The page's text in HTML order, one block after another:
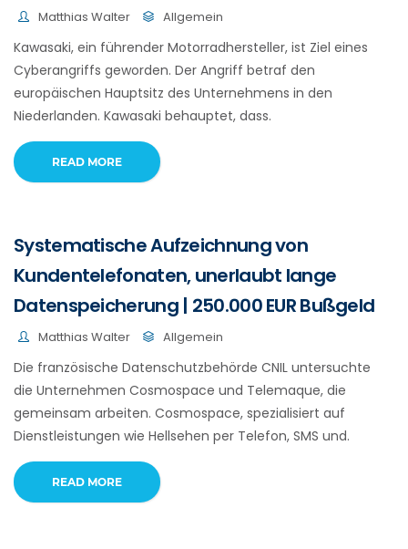
Matthias Walter Allgemein
Kawasaki, ein führender Motorradhersteller, ist Ziel eines
Cyberangriffs geworden. Der Angriff betraf den
europäischen Hauptsitz des Unternehmens in den
Niederlanden. Kawasaki behauptet, dass.
READ MORE
Systematische Aufzeichnung von
Kundentelefonaten, unerlaubt lange
Datenspeicherung | 250.000 EUR Bußgeld
Matthias Walter Allgemein
Die französische Datenschutzbehörde CNIL untersuchte
die Unternehmen Cosmospace und Telemaque, die
gemeinsam arbeiten. Cosmospace, spezialisiert auf
Dienstleistungen wie Hellsehen per Telefon, SMS und.
READ MORE